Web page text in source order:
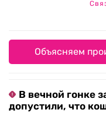
Объясняем
В вечной гонке
допустили, что